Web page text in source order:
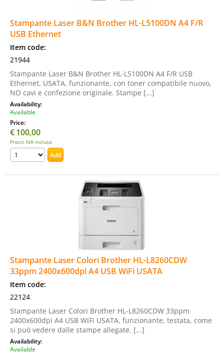
Stampante Laser B&N Brother HL-L5100DN A4 F/R
USB Ethernet
Item code:
21944
Stampante Laser B&N Brother HL-L5100DN A4 F/R USB
Ethernet, USATA, funzionante, con toner compatibile nuovo,
NO cavi e confezione originale. Stampe [...]
Availability:
Available
Price:
€100,00
Prezzi IVA inclusa
Stampante Laser Colori Brother HL-L8260CDW
33ppm 2400x600dpi A4 USB WiFi USATA
Item code:
22124
Stampante Laser Colori Brother HL-L8260CDW 33ppm
2400x600dpi A4 USB WiFi USATA, funzionante, testata, come
si può vedere dalle stampe allegate. [...]
Availability:
Available